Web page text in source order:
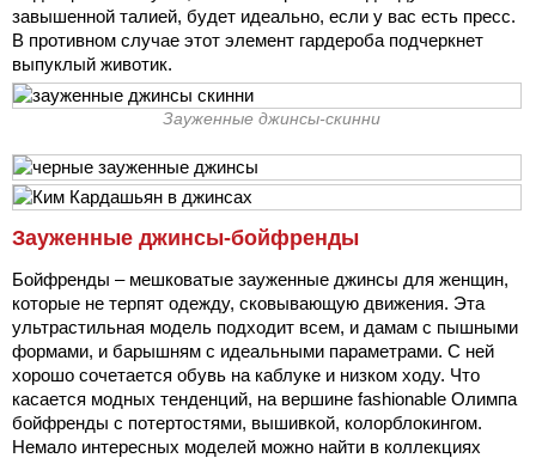
завышенной талией, будет идеально, если у вас есть пресс.
В противном случае этот элемент гардероба подчеркнет
выпуклый животик.
Зауженные джинсы-скинни
Зауженные джинсы-бойфренды
Бойфренды – мешковатые зауженные джинсы для женщин,
которые не терпят одежду, сковывающую движения. Эта
ультрастильная модель подходит всем, и дамам с пышными
формами, и барышням с идеальными параметрами. С ней
хорошо сочетается обувь на каблуке и низком ходу. Что
касается модных тенденций, на вершине fashionable Олимпа
бойфренды с потертостями, вышивкой, колорблокингом.
Немало интересных моделей можно найти в коллекциях